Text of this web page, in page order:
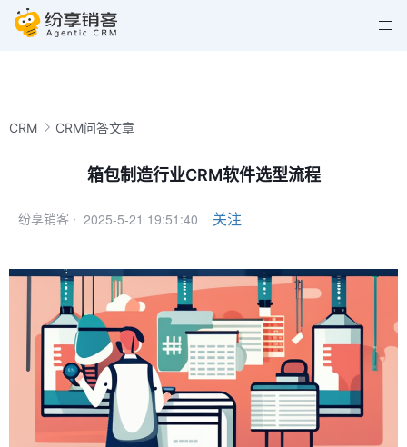
CRM CRM问答文章
箱包制造行业CRM软件选型流程
纷享销客 · 2025-5-21 19:51:40 关注